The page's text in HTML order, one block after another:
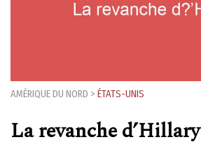
AMÉRIQUE DU NORD > ÉTATS-UNIS
La revanche d’Hillary